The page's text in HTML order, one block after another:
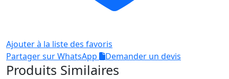
Ajouter à la liste des favoris
Partager sur WhatsApp
Demander un devis
Produits Similaires